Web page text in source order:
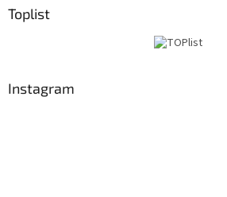
Toplist
Instagram